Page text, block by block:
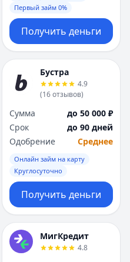
Первый займ 0%
Получить деньги
Бустра
4.9
(16отзывов)
Сумма
до 50 000 ₽
Срок
до 90 дней
Одобрение
Среднее
Онлайн займ на карту
Круглосуточно
Получить деньги
МигКредит
4.8